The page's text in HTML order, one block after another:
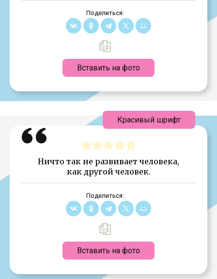
Поделиться:
Вставить на фото
Ничто так не развивает человека,
как другой человек.
Поделиться:
Вставить на фото
Красивый шрифт